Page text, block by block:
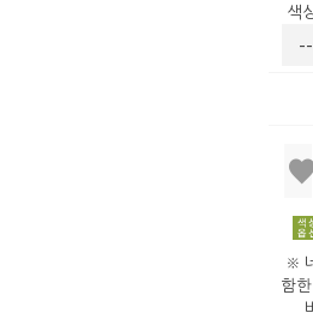
색
※
함